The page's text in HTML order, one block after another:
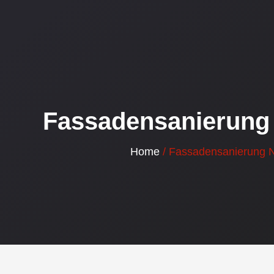
Home / Fassadensanierung